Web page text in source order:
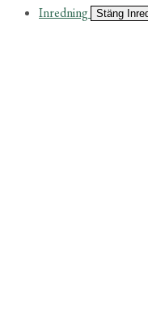
Inredning
Stäng